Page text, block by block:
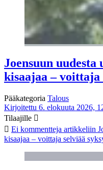
Joensuun
kisaajaa – voittaja
Pääkategoria Talous
Kirjoitettu 6. elokuuta 2026,
Tilaajille
Ei kommentteja artikkeliin
kisaajaa – voittaja selviää